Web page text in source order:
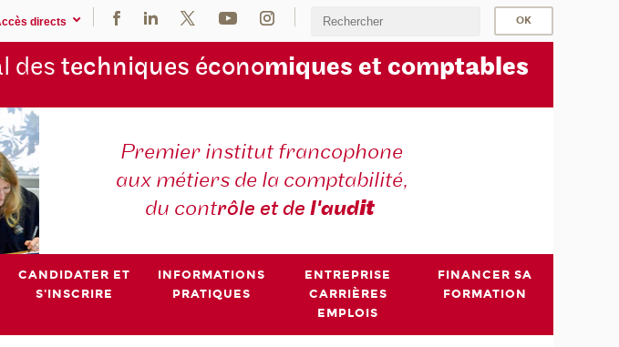
directs
des techniques économiques et comptables
Premier institut francophone
aux métiers de la comptabilité,
du contrôle et del'audit
CANDIDATER ET
S'INSCRIRE
INFORMATIONS
PRATIQUES
ENTREPRISE
CARRIÈRES
EMPLOIS
FINANCER SA
FORMATION